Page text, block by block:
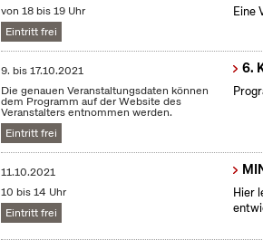
von 18 bis 19 Uhr
Eintritt frei
Eine
9. bis17.10.2021
Die genauen Veranstaltungsdaten können
dem Programm auf der Website des
Veranstalters entnommen werden.
Eintritt frei
6.
11.10.2021
10 bis 14 Uhr
Eintritt frei
Hier